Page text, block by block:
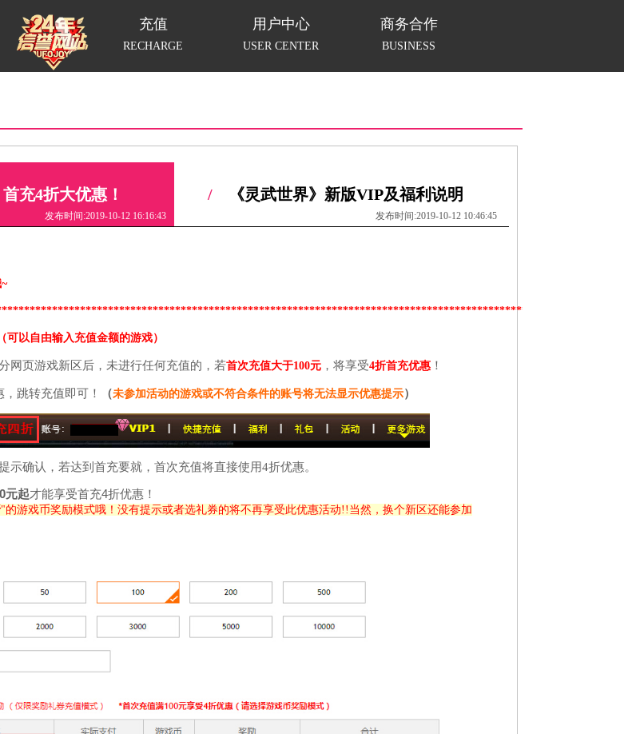
充值
RECHARGE
用户中心
USER CENTER
商务合作
BUSINESS
充4折大优惠！
发布时间:2019-10-12 16:16:43
/ 《灵武世界》新版VIP及福利说明
发布时间:2019-10-12 10:46:45
可以自由输入充值金额的游戏）
网页游戏新区后，未进行任何充值的，若首次充值大于100元 ，将享受4折首充优惠 ！
跳转充值即可！ （未参加活动的游戏或不符合条件的账号将无法显示优惠提示）
示确认，若达到首充要就，首次充值将直接使用4折优惠。
元起才能享受首充4折优惠！
"的游戏币奖励模式哦！没有提示或者选礼券的将不再享受此优惠活动!!当然，换个新区还能参加